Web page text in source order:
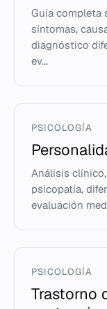
Guía completa
síntomas,
diagnóstico
ev...
PSICOLOGÍA
Análisis
psicopatía,
evaluación
PSICOLOGÍA
Trastorno